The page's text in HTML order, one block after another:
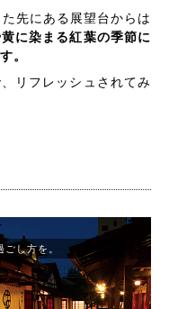
た先にある展望台からは
に染まる紅葉の季節に
。
リフレッシュされてみ
し方を。